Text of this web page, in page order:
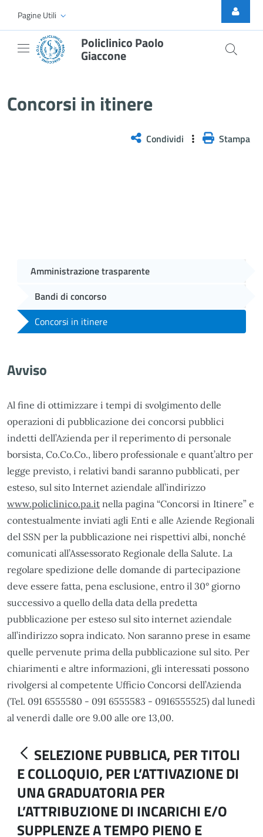
Skip to Main Content
Pagine Utili
Policlinico Paolo
Giaccone
Concorsi in itinere
Condividi Stampa
Amministrazione trasparente
Bandi di concorso
Concorsi in itinere
Avviso
Al fine di ottimizzare i tempi di svolgimento delle
operazioni di pubblicazione dei concorsi pubblici
indetti dell’Azienda per il reperimento di personale
borsista, Co.Co.Co., libero professionale e quant’altro per
legge previsto, i relativi bandi saranno pubblicati, per
esteso, sul sito Internet aziendale all’indirizzo
www.policlinico.pa.it nella pagina “Concorsi in Itinere” e
contestualmente inviati agli Enti e alle Aziende Regionali
del SSN per la pubblicazione nei rispettivi albi, nonché
comunicati all’Assessorato Regionale della Salute. La
regolare spedizione delle domande di partecipazione
deve essere fatta, pena esclusione, entro il 30° giorno
successivo a quello della data della predetta
pubblicazione per esteso sul sito internet aziendale
all’indirizzo sopra indicato. Non saranno prese in esame
quelle pervenute prima della pubblicazione sul sito. Per
chiarimenti e altre informazioni, gli interessati possono
rivolgersi al competente Ufficio Concorsi dell’Azienda
(Tel. 091 6555580 - 091 6555583 - 0916555525) dal lunedì
al venerdì dalle ore 9.00 alle ore 13,00.
SELEZIONE PUBBLICA, PER TITOLI
E COLLOQUIO, PER L’ATTIVAZIONE DI
UNA GRADUATORIA PER
L’ATTRIBUZIONE DI INCARICHI E/O
SUPPLENZE A TEMPO PIENO E